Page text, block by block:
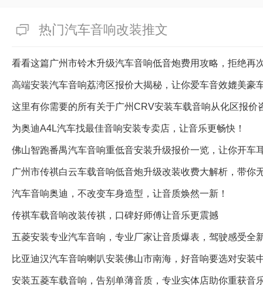
热门汽车音响改装推文
看看这篇广州市铃木升级汽车音响低音炮费用攻略，拒绝再
高端安装汽车音响荔湾区报价大揭秘，让你爱车音效媲美豪
这里有你需要的所有关于广州CRV安装车载音响从化区报价
为奥迪A4L汽车找最佳音响安装专卖店，让音乐更畅快！
佛山智跑番禺汽车音响重低音安装升级报价一览，让你开车
广州市传祺白云车载音响低音炮升级改装收费大解析，带你
汽车音响奥迪，不改变车身造型，让音质焕然一新！
传祺车载音响改装传祺，口碑好师傅让音乐更震撼
五菱安装专业汽车音响，专业厂家让音质爆表，驾驶感受全
比亚迪汉汽车音响喇叭安装佛山市南海，好音响要选对安装
安装五菱车载音响，告别单薄音质，专业实体店助你重获音